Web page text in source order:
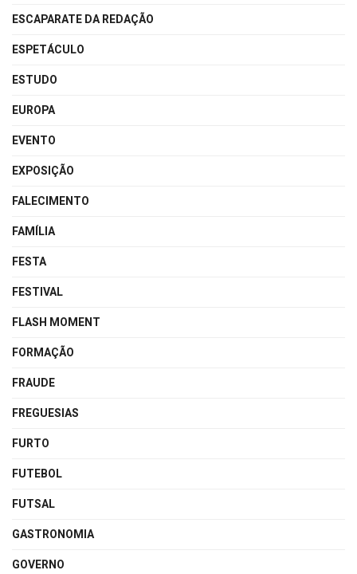
ESCAPARATE DA REDAÇÃO
ESPETÁCULO
ESTUDO
EUROPA
EVENTO
EXPOSIÇÃO
FALECIMENTO
FAMÍLIA
FESTA
FESTIVAL
FLASH MOMENT
FORMAÇÃO
FRAUDE
FREGUESIAS
FURTO
FUTEBOL
FUTSAL
GASTRONOMIA
GOVERNO